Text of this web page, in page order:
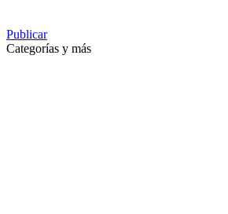
Publicar
Categorías y más